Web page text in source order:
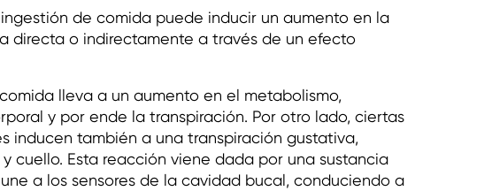
de comida puede inducir un aumento en la
directa o indirectamente a través de un efecto
lleva a un aumento en el metabolismo,
y por ende la transpiración. Por otro lado, ciertas
inducen también a una transpiración gustativa,
cuello. Esta reacción viene dada por una sustancia
a los sensores de la cavidad bucal, conduciendo a